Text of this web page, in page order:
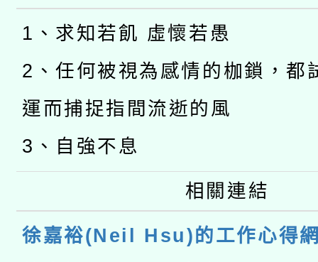
1、求知若飢 虛懷若愚
2、任何被視為感情的枷鎖，都
運而捕捉指間流逝的風
3、自強不息
相關連結
徐嘉裕(Neil Hsu)的工作心得